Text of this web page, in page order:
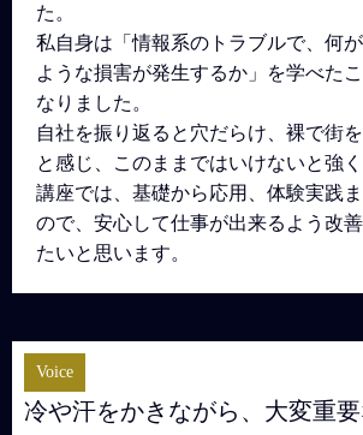
た。
私自身は「情報系のトラブルで、何
ような損害が発生するか」を学べた
なりました。
自社を振り返ると穴だらけ、裸で街
と感じ、このままではいけないと強く
講座では、基礎から応用、体験実践
ので、安心して仕事が出来るよう改
たいと思います。
Voice
冷や汗をかきながら、大変重